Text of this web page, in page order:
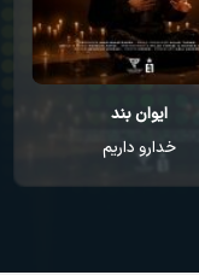
ایوان بند
خدارو داریم